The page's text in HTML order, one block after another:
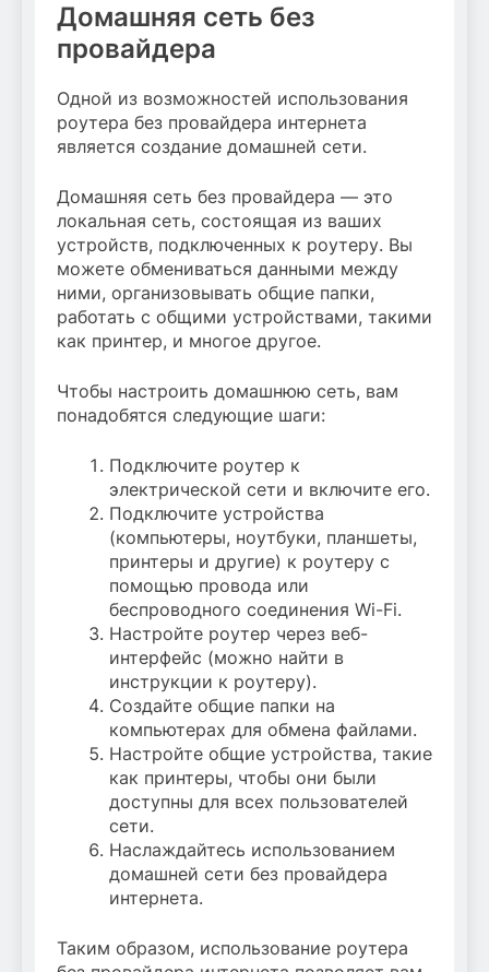
Домашняя сеть без
провайдера
Одной из возможностей использования
роутера без провайдера интернета
является создание домашней сети.
Домашняя сеть без провайдера — это
локальная сеть, состоящая из ваших
устройств, подключенных к роутеру. Вы
можете обмениваться данными между
ними, организовывать общие папки,
работать с общими устройствами, такими
как принтер, и многое другое.
Чтобы настроить домашнюю сеть, вам
понадобятся следующие шаги:
Подключите роутер к
электрической сети и включите его.
Подключите устройства
(компьютеры, ноутбуки, планшеты,
принтеры и другие) к роутеру с
помощью провода или
беспроводного соединения Wi-Fi.
Настройте роутер через веб-
интерфейс (можно найти в
инструкции к роутеру).
Создайте общие папки на
компьютерах для обмена файлами.
Настройте общие устройства, такие
как принтеры, чтобы они были
доступны для всех пользователей
сети.
Наслаждайтесь использованием
домашней сети без провайдера
интернета.
Таким образом, использование роутера